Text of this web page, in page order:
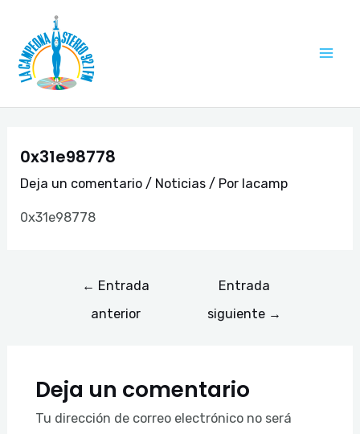
contenido
0x31e98778
Deja un comentario / Noticias / Por lacamp
0x31e98778
de
entradas
← Entrada
anterior
Entrada
siguiente →
Deja un comentario
Tu dirección de correo electrónico no será